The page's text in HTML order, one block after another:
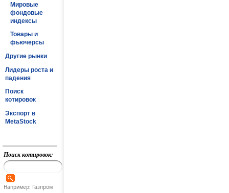
Мировые
фондовые
индексы
Товары и
фьючерсы
Другие рынки
Лидеры роста и
падения
Поиск
котировок
Экспорт в
MetaStock
Поиск котировок:
Например: Газпром